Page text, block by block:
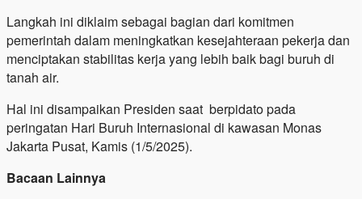
Langkah ini diklaim sebagai bagian dari komitmen
pemerintah dalam meningkatkan kesejahteraan pekerja dan
menciptakan stabilitas kerja yang lebih baik bagi buruh di
tanah air.
Hal ini disampaikan Presiden saat berpidato pada
peringatan Hari Buruh Internasional di kawasan Monas
Jakarta Pusat, Kamis (1/5/2025).
Bacaan Lainnya